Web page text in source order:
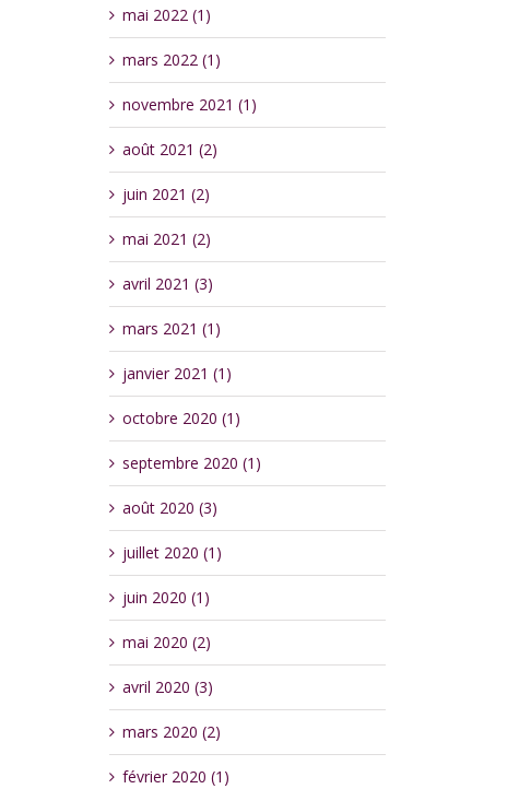
mai 2022 (1)
mars 2022 (1)
novembre 2021 (1)
août 2021 (2)
juin 2021 (2)
mai 2021 (2)
avril 2021 (3)
mars 2021 (1)
janvier 2021 (1)
octobre 2020 (1)
septembre 2020 (1)
août 2020 (3)
juillet 2020 (1)
juin 2020 (1)
mai 2020 (2)
avril 2020 (3)
mars 2020 (2)
février 2020 (1)